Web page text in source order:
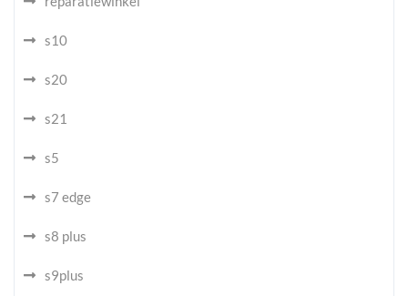
s10
s20
s21
s5
s7 edge
s8 plus
s9plus